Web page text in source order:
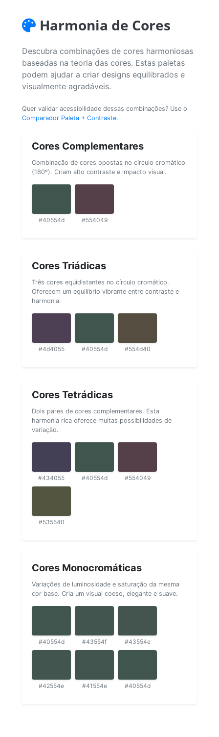
Harmonia de Cores
Descubra combinações de cores harmoniosas
baseadas na teoria das cores. Estas paletas
podem ajudar a criar designs equilibrados e
visualmente agradáveis.
Quer validar acessibilidade dessas combinações? Use o
Comparador Paleta + Contraste.
Cores Complementares
Combinação de cores opostas no círculo cromático
(180º). Criam alto contraste e impacto visual.
#40554d #554049
Cores Triádicas
Três cores equidistantes no círculo cromático.
Oferecem um equilíbrio vibrante entre contraste e
harmonia.
#4d4055 #40554d #554d40
Cores Tetrádicas
Dois pares de cores complementares. Esta
harmonia rica oferece muitas possibilidades de
variação.
#434055 #40554d #554049
#535540
Cores Monocromáticas
Variações de luminosidade e saturação da mesma
cor base. Cria um visual coeso, elegante e suave.
#40554d #43554f #43554e
#42554e #41554e #40554d